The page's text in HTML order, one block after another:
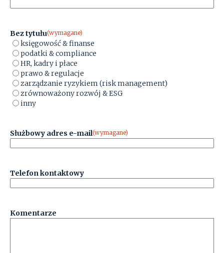
Bez tytułu(wymagane)
księgowość & finanse
podatki & compliance
HR, kadry i płace
prawo & regulacje
zarządzanie ryzykiem (risk management)
zrównoważony rozwój & ESG
inny
Służbowy adres e-mail(wymagane)
Telefon kontaktowy
Komentarze